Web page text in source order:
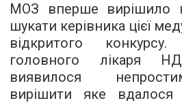
МОЗ вперше вирішило
шукати керівника цієї
відкритого
головного лікаря
виявилося
вирішити яке вдалося